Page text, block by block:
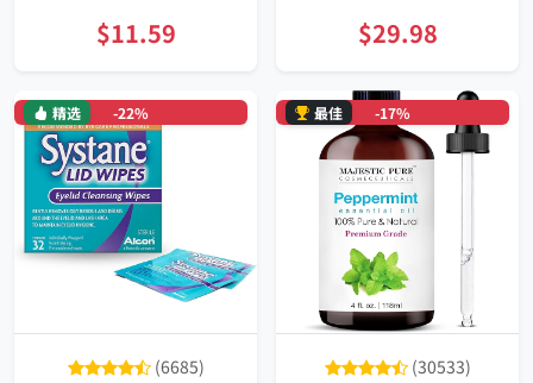
$11.59 便专家
$29.98
-22%
精选
(6685)
-17%
最佳
(30533)